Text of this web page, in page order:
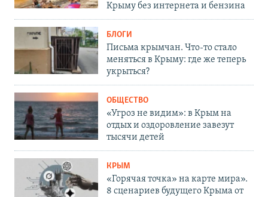
Крыму без интернета и бензина
БЛОГИ
Письма крымчан. Что-то стало
меняться в Крыму: где же теперь
укрыться?
ОБЩЕСТВО
«Угроз не видим»: в Крым на
отдых и оздоровление завезут
тысячи детей
КРЫМ
«Горячая точка» на карте мира».
8 сценариев будущего Крыма от